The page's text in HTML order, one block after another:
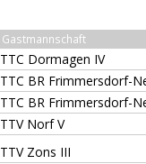
Gastmannschaft
TTC Dormagen IV
TTC BR Frimmersdorf-
TTC BR Frimmersdorf-
TTV Norf V
TTV Zons III